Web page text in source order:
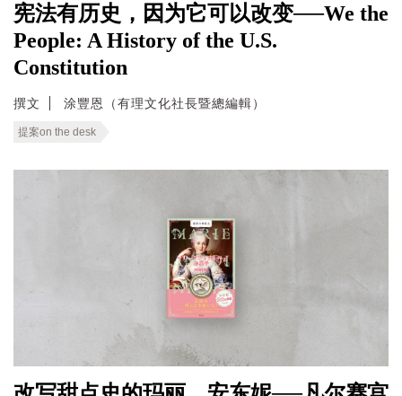
宪法有历史，因为它可以改变──We the
People: A History of the U.S.
Constitution
撰文 涂豐恩（有理文化社長暨總編輯）
提案on the desk